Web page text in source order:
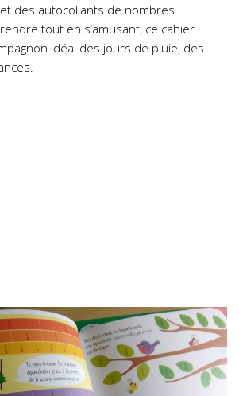
des autocollants de nombres
tout en s’amusant, ce cahier
idéal des jours de pluie, des